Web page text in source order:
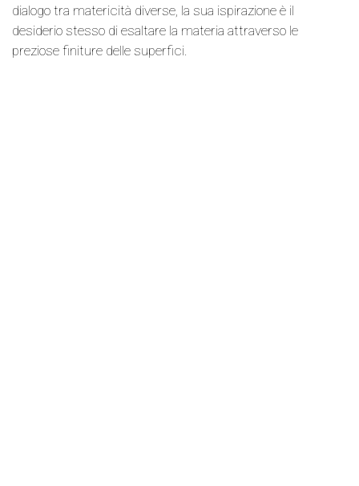
dialogo tra matericità diverse, la sua ispirazione è il
desiderio stesso di esaltare la materia attraverso le
preziose finiture delle superfici.